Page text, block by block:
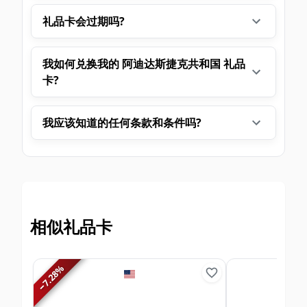
礼品卡会过期吗?
我如何兑换我的 阿迪达斯捷克共和国 礼品
卡?
我应该知道的任何条款和条件吗?
相似礼品卡
−
7.28
%